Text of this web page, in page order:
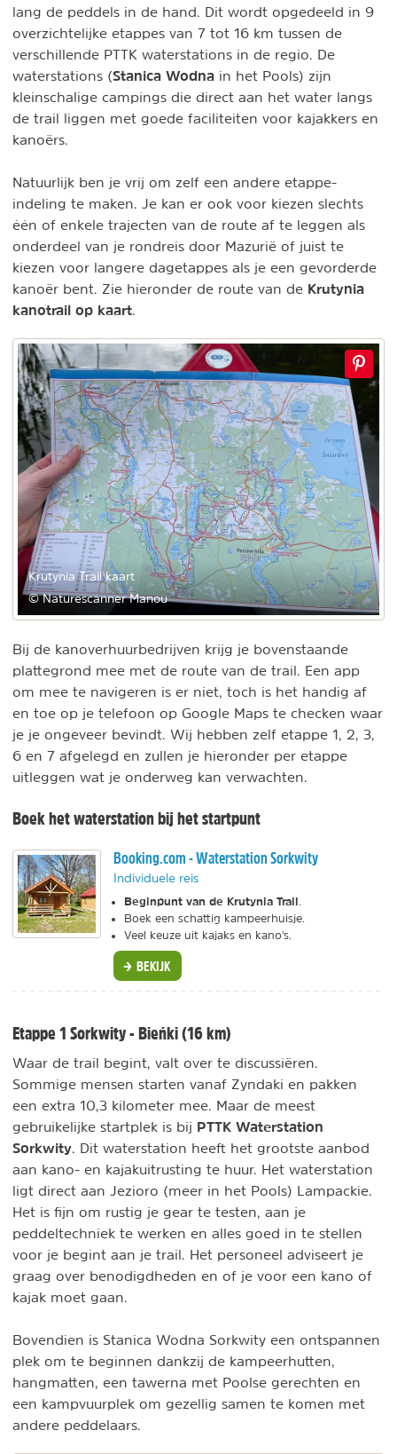
lang de peddels in de hand. Dit wordt opgedeeld in 9
overzichtelijke etappes van 7 tot 16 km tussen de
verschillende PTTK waterstations in de regio. De
waterstations (Stanica Wodna in het Pools) zijn
kleinschalige campings die direct aan het water langs
de trail liggen met goede faciliteiten voor kajakkers en
kanoërs.
Natuurlijk ben je vrij om zelf een andere etappe-
indeling te maken. Je kan er ook voor kiezen slechts
één of enkele trajecten van de route af te leggen als
onderdeel van je rondreis door Mazurië of juist te
kiezen voor langere dagetappes als je een gevorderde
kanoër bent. Zie hieronder de route van de Krutynia
kanotrail op kaart
Krutynia Trail kaart
© Naturescanner Manou
Bij de kanoverhuurbedrijven krijg je bovenstaande
plattegrond mee met de route van de trail. Een app
om mee te navigeren is er niet, toch is het handig af
en toe op je telefoon op Google Maps te checken waar
je je ongeveer bevindt. Wij hebben zelf etappe 1, 2, 3,
6 en 7 afgelegd en zullen je hieronder per etappe
uitleggen wat je onderweg kan verwachten.
Boek het waterstation bij het startpunt
Booking.com - Waterstation Sorkwity
Individuele reis
Beginpunt van de Krutynia Trail
Boek een schattig kampeerhuisje.
Veel keuze uit kajaks en kano's.
BEKIJK
Etappe 1 Sorkwity - Bieńki (16 km)
Waar de trail begint, valt over te discussiëren.
Sommige mensen starten vanaf Zyndaki en pakken
een extra 10,3 kilometer mee. Maar de meest
gebruikelijke startplek is bij PTTK Waterstation
Sorkwity. Dit waterstation heeft het grootste aanbod
aan kano- en kajakuitrusting te huur. Het waterstation
ligt direct aan Jezioro (meer in het Pools) Lampackie.
Het is fijn om rustig je gear te testen, aan je
peddeltechniek te werken en alles goed in te stellen
voor je begint aan je trail. Het personeel adviseert je
graag over benodigdheden en of je voor een kano of
kajak moet gaan.
Bovendien is Stanica Wodna Sorkwity een ontspannen
plek om te beginnen dankzij de kampeerhutten,
hangmatten, een tawerna met Poolse gerechten en
een kampvuurplek om gezellig samen te komen met
andere peddelaars.